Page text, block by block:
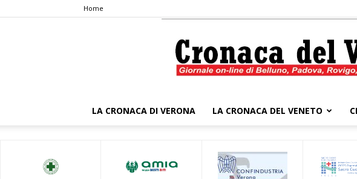
Home
LA CRONACA DI VERONA LA CRONACA DEL VENETO